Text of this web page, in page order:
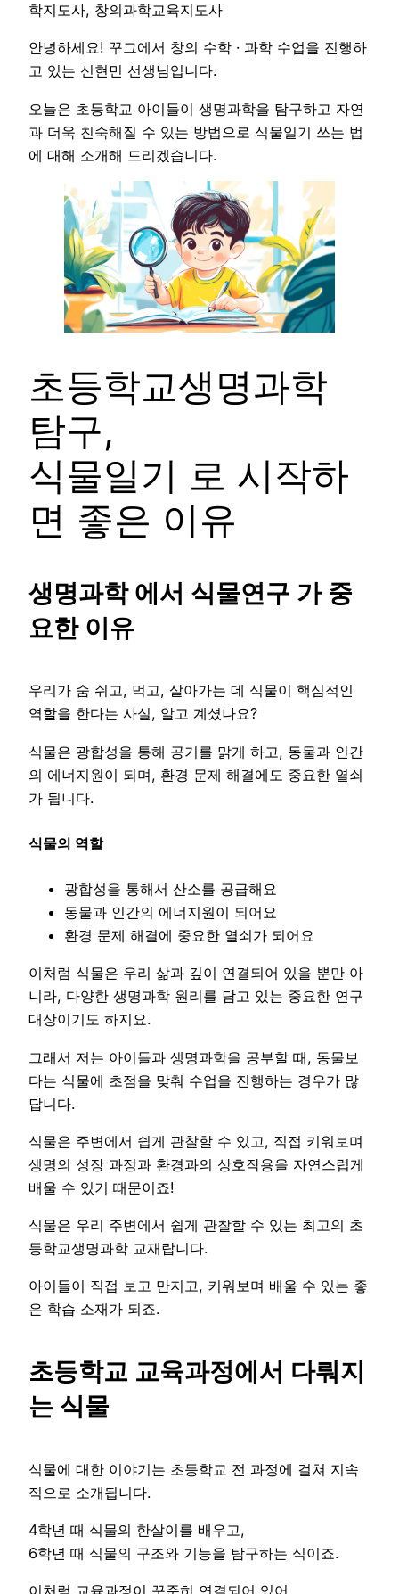
학지도사, 창의과학교육지도사
안녕하세요! 꾸그에서 창의 수학 · 과학 수업을 진행하
고 있는 신현민 선생님입니다.
오늘은 초등학교 아이들이 생명과학을 탐구하고 자연
과 더욱 친숙해질 수 있는 방법으로 식물일기 쓰는 법
에 대해 소개해 드리겠습니다.
초등학교생명과학
탐구,
식물일기 로 시작하
면 좋은 이유
생명과학 에서 식물연구 가 중
요한 이유
우리가 숨 쉬고, 먹고, 살아가는 데 식물이 핵심적인
역할을 한다는 사실, 알고 계셨나요?
식물은 광합성을 통해 공기를 맑게 하고, 동물과 인간
의 에너지원이 되며, 환경 문제 해결에도 중요한 열쇠
가 됩니다.
식물의 역할
광합성을 통해서 산소를 공급해요
동물과 인간의 에너지원이 되어요
환경 문제 해결에 중요한 열쇠가 되어요
이처럼 식물은 우리 삶과 깊이 연결되어 있을 뿐만 아
니라, 다양한 생명과학 원리를 담고 있는 중요한 연구
대상이기도 하지요.
그래서 저는 아이들과 생명과학을 공부할 때, 동물보
다는 식물에 초점을 맞춰 수업을 진행하는 경우가 많
답니다.
식물은 주변에서 쉽게 관찰할 수 있고, 직접 키워보며
생명의 성장 과정과 환경과의 상호작용을 자연스럽게
배울 수 있기 때문이죠!
식물은 우리 주변에서 쉽게 관찰할 수 있는 최고의 초
등학교생명과학 교재랍니다.
아이들이 직접 보고 만지고, 키워보며 배울 수 있는 좋
은 학습 소재가 되죠.
초등학교 교육과정에서 다뤄지
는 식물
식물에 대한 이야기는 초등학교 전 과정에 걸쳐 지속
적으로 소개됩니다.
4학년 때 식물의 한살이를 배우고,
6학년 때 식물의 구조와 기능을 탐구하는 식이죠.